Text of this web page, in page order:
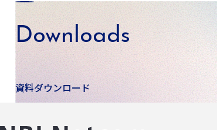
資料ダウンロード
Downloads